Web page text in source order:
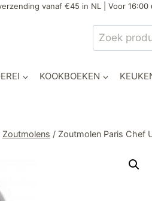
vanaf €45 in NL | Voor
Zoeken
naar:
KOOKBOEKEN
Zoutmolens / Zoutmolen Paris Chef